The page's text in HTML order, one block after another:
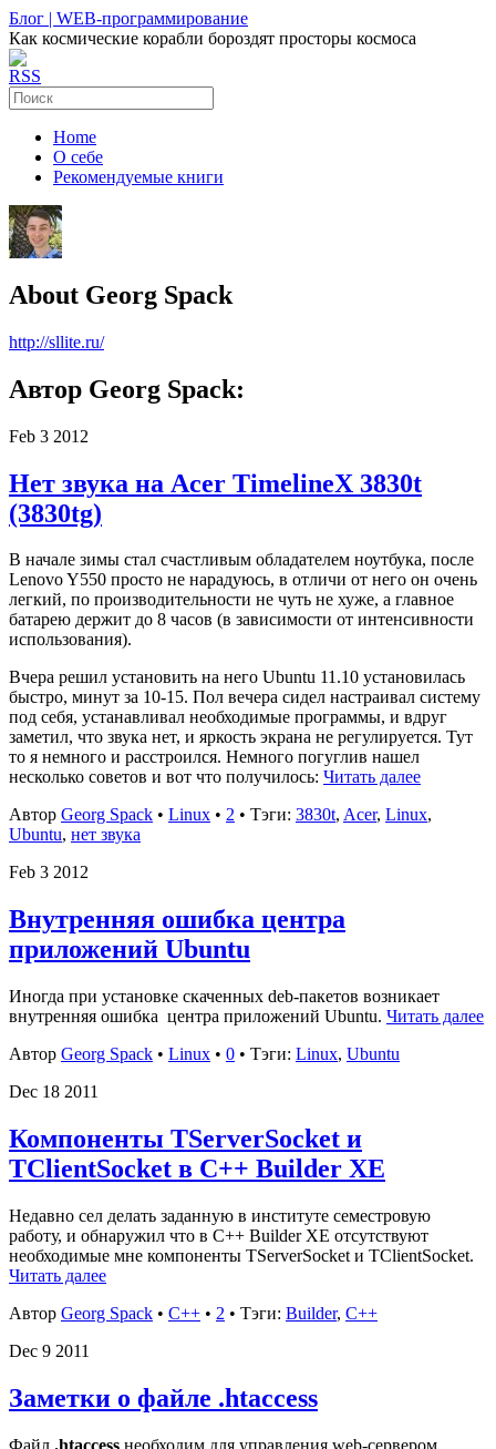
Блог | WEB-программирование
Как космические корабли бороздят просторы космоса
RSS
Home
О себе
Рекомендуемые книги
About Georg Spack
http://sllite.ru/
Автор Georg Spack:
Feb 3 2012
Нет звука на Acer TimelineX 3830t
(3830tg)
В начале зимы стал счастливым обладателем ноутбука, после
Lenovo Y550 просто не нарадуюсь, в отличи от него он очень
легкий, по производительности не чуть не хуже, а главное
батарею держит до 8 часов (в зависимости от интенсивности
использования).
Вчера решил установить на него Ubuntu 11.10 установилась
быстро, минут за 10-15. Пол вечера сидел настраивал систему
под себя, устанавливал необходимые программы, и вдруг
заметил, что звука нет, и яркость экрана не регулируется. Тут
то я немного и расстроился. Немного погуглив нашел
несколько советов и вот что получилось: Читать далее
Автор Georg Spack • Linux • 2 • Тэги: 3830t, Acer, Linux,
Ubuntu, нет звука
Feb 3 2012
Внутренняя ошибка центра
приложений Ubuntu
Иногда при установке скаченных deb-пакетов возникает
внутренняя ошибка центра приложений Ubuntu. Читать далее
Автор Georg Spack • Linux • 0 • Тэги: Linux, Ubuntu
Dec 18 2011
Компоненты TServerSocket и
TClientSocket в C++ Builder XE
Недавно сел делать заданную в институте семестровую
работу, и обнаружил что в C++ Builder XE отсутствуют
необходимые мне компоненты TServerSocket и TClientSocket.
Читать далее
Автор Georg Spack • C++ • 2 • Тэги: Builder, C++
Dec 9 2011
Заметки о файле .htaccess
Файл .htaccess необходим для управления web-сервером